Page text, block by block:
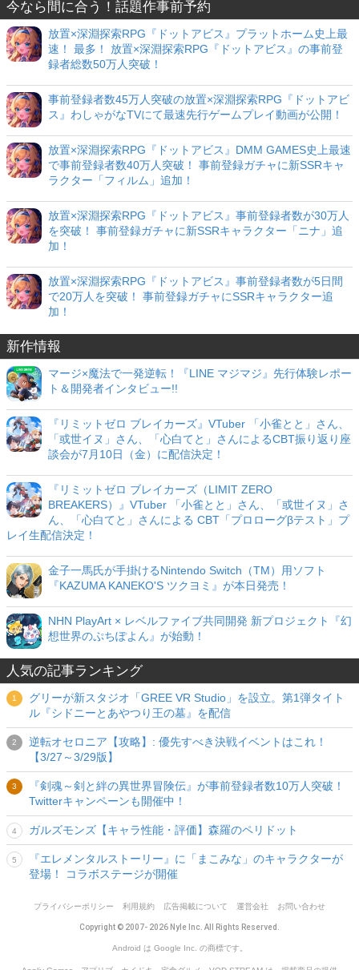
今なら間に合う！話題作事前予約
放置×深淵探索RPG『ドットアビス』プラットホーム史上最
速！ 最多！ 放置×深淵探索RPG『ドットアビス』の事前登
録者総数50万人突破！
事前登録者数45万人突破の放置×深淵探索RPG『ドットアビ
ス』わしゃがなTVにて最速先行ゲームプレイ動画が公開！
放置×深淵探索RPG『ドットアビス』DMM GAMES史上最速
で事前登録者数40万人突破！ 事前登録ガチャに新SSRキャ
ラクター「フィルム」追加！
放置×深淵探索RPG『ドットアビス』事前登録者数が30万人
を突破！ 事前登録ガチャに新SSRキャラクター「ニナ」追
加！
放置×深淵探索RPG『ドットアビス』事前登録者数が5日間
で20万人を突破！ 事前登録ガチャにSSRキャラクター追
加！
新作情報
マージ×魔法で一発逆転！『LINE マジマジ』先行体験レポー
ト＆開発者インタビュー!!
『リミットゼロ ブレイカーズ』VTuber 「小雀とと」さん、
「或世イヌ」さん、「心白てと」さんによるCBT振り返り座
談会が7月10日（金）に配信決定！
『リミットゼロ ブレイカーズ（LIMIT ZERO
BREAKERS）』VTuber 「小雀とと」さん、「或世イヌ」さ
ん、「心白てと」さんによる CBT「プロローグβテスト」プ
レイ生配信決定！
金子一馬氏が手掛けるNintendo Switch（TM）用ソフト
『KAZUMA KANEKO'S ツクヨミ』が本日発売！
NHN PlayArt × レベルファイブ共同開発 新プロジェクト『幻
想世界のぷちぽよん』が始動！
人気の記事ランキング
グリーが新スタジオ「GREE VR Studio」を設立。第1弾タイト
ル『シドニーとあやつり王の墓』を配信
逆転オセロニア【攻略】: 優先すべき決戦イベントはこれ！
【3/27～3/29版】
『剣魂～剣と絆の異世界冒険伝』が事前登録者数10万人突破！
Twitterキャンペーンも開催中！
ガルズモンズ【キャラ性能・評価】森羅のペリドット
『エレメンタルストーリー』に「まこみな」のキャラクターが
登場！ コラボステージが開催
プライバシーポリシー 利用規約 広告掲載について 運営会社 お問い合わせ
Copyright © 2007- 2026 Nyle Inc. All Rights Reserved.
Android は Google Inc. の商標です。